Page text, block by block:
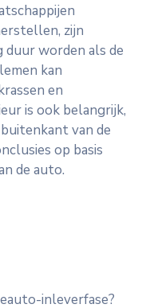
zijn
duur worden als de
kan
en
is ook belangrijk,
van de
op basis
de auto.
inleverfase?